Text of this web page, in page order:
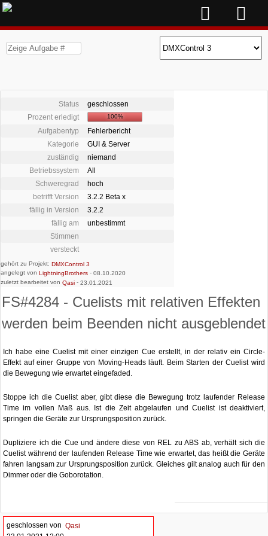
Status
geschlossen
Prozent erledigt
100%
Aufgabentyp
Fehlerbericht
Kategorie
GUI & Server
zuständig
niemand
Betriebssystem
All
Schweregrad
hoch
betrifft Version
3.2.2 Beta x
fällig in Version
3.2.2
fällig am
unbestimmt
Stimmen
versteckt
gehört zu Projekt: DMXControl 3
angelegt von LightningBrothers - 08.10.2020
zuletzt bearbeitet von Qasi - 23.01.2021
FS#4284 - Cuelists mit relativen Effekten
werden beim Beenden nicht ausgeblendet
Ich habe eine Cuelist mit einer einzigen Cue erstellt, in der relativ ein Circle-
Effekt auf einer Gruppe von Moving-Heads läuft. Beim Starten der Cuelist wird
die Bewegung wie erwartet eingefaded.
Stoppe ich die Cuelist aber, gibt diese die Bewegung trotz laufender Release
Time im vollen Maß aus. Ist die Zeit abgelaufen und Cuelist ist deaktiviert,
springen die Geräte zur Ursprungsposition zurück.
Dupliziere ich die Cue und ändere diese von REL zu ABS ab, verhält sich die
Cuelist während der laufenden Release Time wie erwartet, das heißt die Geräte
fahren langsam zur Ursprungsposition zurück. Gleiches gilt analog auch für den
Dimmer oder die Goborotation.
geschlossen von Qasi